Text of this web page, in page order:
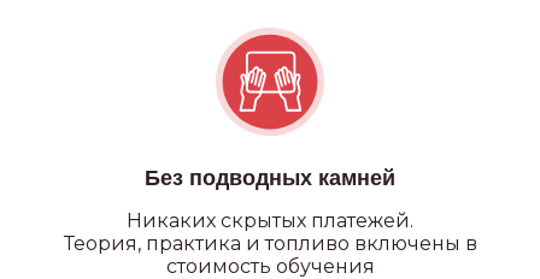
Без подводных камней
Никаких скрытых платежей.
Теория, практика и топливо включены в
стоимость обучения
Категория А